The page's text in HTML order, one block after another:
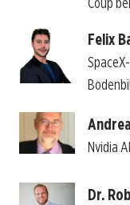
Felix
Nvidia
Dr.